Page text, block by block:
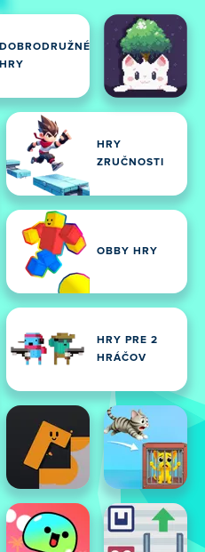
DOBRODRUŽNÉ
HRY
HRY
ZRUČNOSTI
OBBY HRY
HRY PRE 2
HRÁČOV